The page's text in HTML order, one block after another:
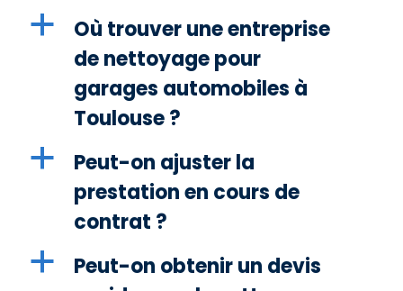
a
Où trouver une entreprise
de nettoyage pour
garages automobiles à
Toulouse ?
a
Peut-on ajuster la
prestation en cours de
contrat ?
a
Peut-on obtenir un devis